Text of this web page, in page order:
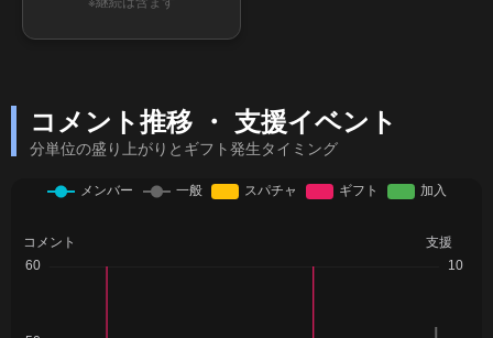
コメント推移 ・ 支援イベント
分単位の盛り上がりとギフト発生タイミング